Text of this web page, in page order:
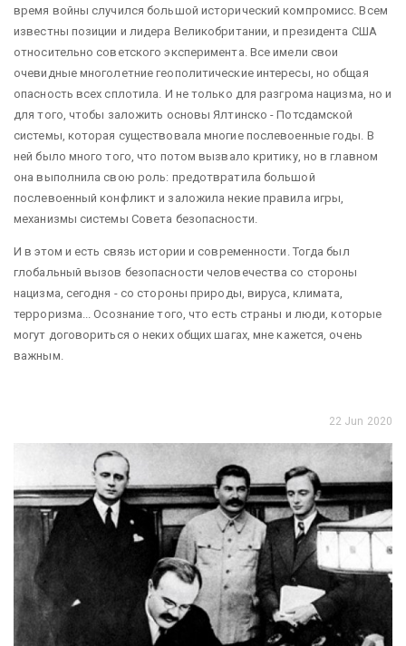
время войны случился большой исторический компромисс. Всем
известны позиции и лидера Великобритании, и президента США
относительно советского эксперимента. Все имели свои
очевидные многолетние геополитические интересы, но общая
опасность всех сплотила. И не только для разгрома нацизма, но и
для того, чтобы заложить основы Ялтинско - Потсдамской
системы, которая существовала многие послевоенные годы. В
ней было много того, что потом вызвало критику, но в главном
она выполнила свою роль: предотвратила большой
послевоенный конфликт и заложила некие правила игры,
механизмы системы Совета безопасности.
И в этом и есть связь истории и современности. Тогда был
глобальный вызов безопасности человечества со стороны
нацизма, сегодня - со стороны природы, вируса, климата,
терроризма... Осознание того, что есть страны и люди, которые
могут договориться о неких общих шагах, мне кажется, очень
важным.
22 Jun 2020